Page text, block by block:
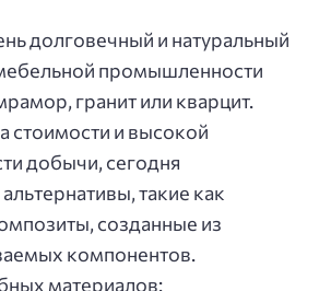
долговечный и натуральный
промышленности
гранит или кварцит.
стоимости и высокой
добычи, сегодня
такие как
созданные из
компонентов.
материалов: